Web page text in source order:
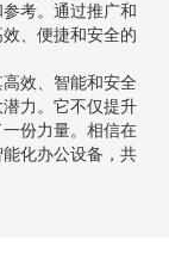
考。通过推广和
、便捷和安全的
效、智能和安全
力。它不仅提升
份力量。相信在
化办公设备，共